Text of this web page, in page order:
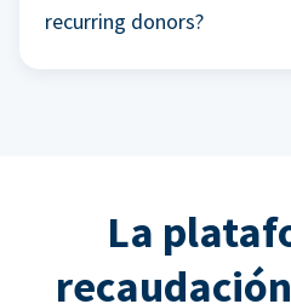
recurring donors?
La